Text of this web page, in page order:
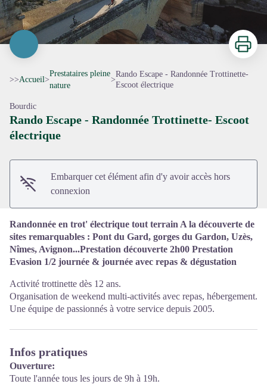
Imprimer
>>Accueil>
Prestataires pleine
nature
>
Rando Escape - Randonnée Trottinette-
Escoot électrique
Bourdic
Rando Escape - Randonnée Trottinette- Escoot
électrique
Embarquer cet élément afin d'y avoir accès hors
connexion
Randonnée en trot' électrique tout terrain A la découverte de
sites remarquables : Pont du Gard, gorges du Gardon, Uzès,
Nîmes, Avignon...Prestation découverte 2h00 Prestation
Evasion 1/2 journée & journée avec repas & dégustation
Activité trottinette dès 12 ans.
Organisation de weekend multi-activités avec repas, hébergement.
Une équipe de passionnés à votre service depuis 2005.
Infos pratiques
Ouverture:
Toute l'année tous les jours de 9h à 19h.